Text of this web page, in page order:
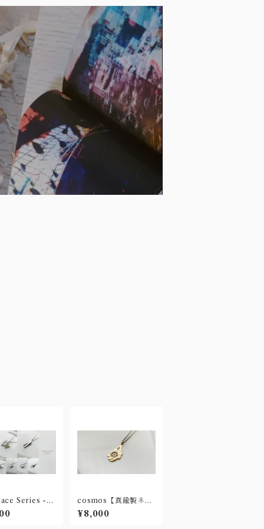
Series -st
【ステンレス
レス】
cosmos【真鍮製ネッ
クレス】
¥8,000